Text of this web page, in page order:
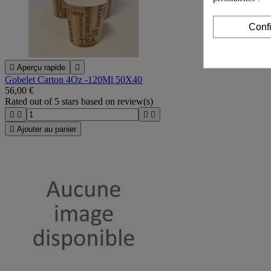
 Aperçu rapide 
Gobelet Carton 4Oz -120Ml 50X40
56,00 €
Rated out of 5 stars based on review(s)
   
 Ajouter au panier